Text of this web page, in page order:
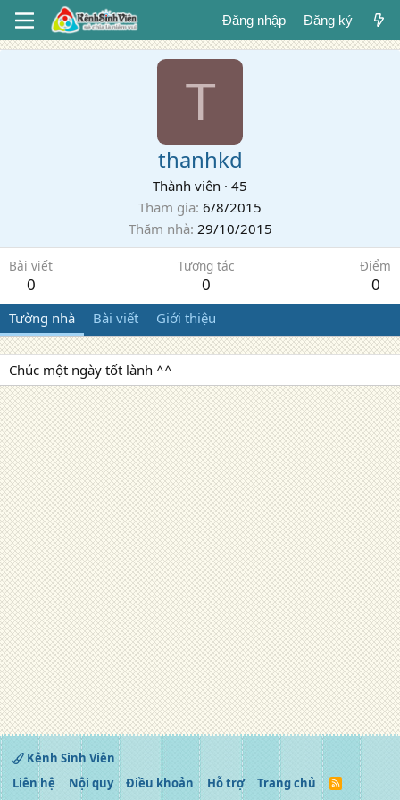
Đăng nhập Đăng ký
T
thanhkd
Thành viên · 45
Tham gia 6/8/2015
Thăm nhà 29/10/2015
Bài viết
0
Tương tác
0
Điểm
0
Tường nhà Bài viết Giới thiệu
Chúc một ngày tốt lành ^^
Kênh Sinh Viên
Liên hệ
Nội quy Điều khoản Hỗ trợ Trang chủ
R